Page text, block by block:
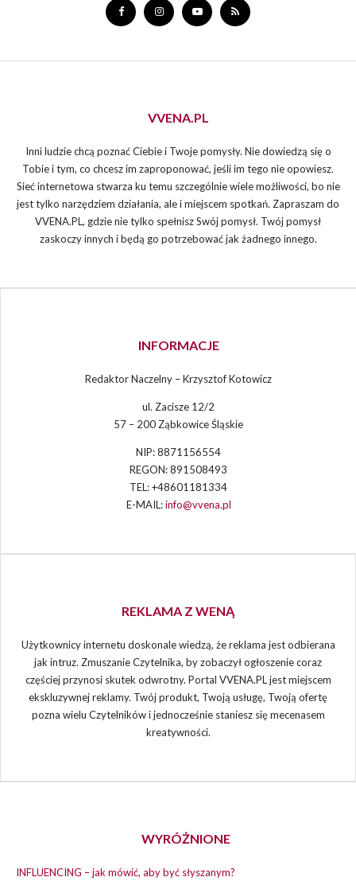
VVENA.PL
Inni ludzie chcą poznać Ciebie i Twoje pomysły. Nie dowiedzą się o
Tobie i tym, co chcesz im zaproponować, jeśli im tego nie opowiesz.
Sieć internetowa stwarza ku temu szczególnie wiele możliwości, bo nie
jest tylko narzędziem działania, ale i miejscem spotkań. Zapraszam do
VVENA.PL, gdzie nie tylko spełnisz Swój pomysł. Twój pomysł
zaskoczy innych i będą go potrzebować jak żadnego innego.
INFORMACJE
Redaktor Naczelny – Krzysztof Kotowicz
ul. Zacisze 12/2
57 – 200 Ząbkowice Śląskie
NIP: 8871156554
REGON: 891508493
TEL: +48601181334
E-MAIL:info@vvena.pl
REKLAMA Z WENĄ
Użytkownicy internetu doskonale wiedzą, że reklama jest odbierana
jak intruz. Zmuszanie Czytelnika, by zobaczył ogłoszenie coraz
częściej przynosi skutek odwrotny. Portal VVENA.PL jest miejscem
ekskluzywnej reklamy. Twój produkt, Twoją usługę, Twoją ofertę
pozna wielu Czytelników i jednocześnie staniesz się mecenasem
kreatywności.
WYRÓŻNIONE
INFLUENCING – jak mówić, aby być słyszanym?